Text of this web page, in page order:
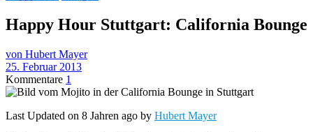
Happy Hour Stuttgart: California Bounge
von Hubert Mayer
25. Februar 2013
Kommentare 1
Last Updated on 8 Jahren ago by Hubert Mayer